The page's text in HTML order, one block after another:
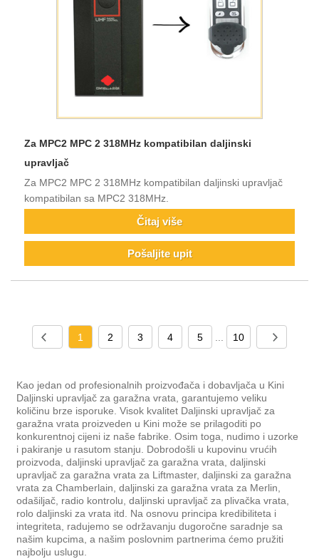
Za MPC2 MPC 2 318MHz kompatibilan daljinski
upravljač
Za MPC2 MPC 2 318MHz kompatibilan daljinski upravljač
kompatibilan sa MPC2 318MHz.
Čitaj više
Pošaljite upit
1 2 3 4 5 10
Kao jedan od profesionalnih proizvođača i dobavljača u Kini
Daljinski upravljač za garažna vrata, garantujemo veliku
količinu brze isporuke. Visok kvalitet Daljinski upravljač za
garažna vrata proizveden u Kini može se prilagoditi po
konkurentnoj cijeni iz naše fabrike. Osim toga, nudimo i uzorke
i pakiranje u rasutom stanju. Dobrodošli u kupovinu vrućih
proizvoda, daljinski upravljač za garažna vrata, daljinski
upravljač za garažna vrata za Liftmaster, daljinski za garažna
vrata za Chamberlain, daljinski za garažna vrata za Merlin,
odašiljač, radio kontrolu, daljinski upravljač za plivačka vrata,
rolo daljinski za vrata itd. Na osnovu principa kredibiliteta i
integriteta, radujemo se održavanju dugoročne saradnje sa
našim kupcima, a našim poslovnim partnerima ćemo pružiti
najbolju uslugu.